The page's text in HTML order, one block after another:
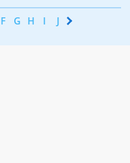
F G H I J K